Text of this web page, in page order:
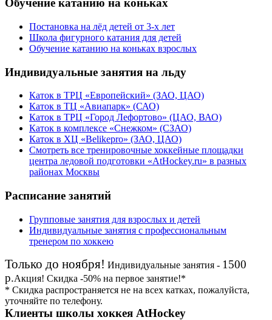
Обучение катанию на коньках
Постановка на лёд детей от 3-х лет
Школа фигурного катания для детей
Обучение катанию на коньках взрослых
Индивидуальные занятия на льду
Каток в ТРЦ «Европейский» (ЗАО, ЦАО)
Каток в ТЦ «Авиапарк» (САО)
Каток в ТРЦ «Город Лефортово» (ЦАО, ВАО)
Каток в комплексе «Снежком» (СЗАО)
Каток в ХЦ «Belikepro» (ЗАО, ЦАО)
Смотреть все тренировочные хоккейные площадки
центра ледовой подготовки «AtHockey.ru» в разных
районах Москвы
Расписание занятий
Групповые занятия для взрослых и детей
Индивидуальные занятия с профессиональным
тренером по хоккею
Только до ноября! Индивидуальные занятия - 1500
р.Акция! Скидка -50% на первое занятие!*
* Скидка распространяется не на всех катках, пожалуйста,
уточняйте по телефону.
Клиенты школы хоккея AtHockey